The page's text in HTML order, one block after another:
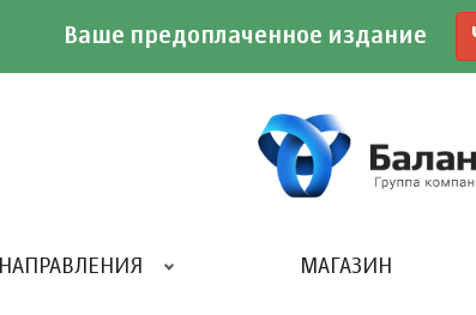
Ваше предоплаченное издание
НАПРАВЛЕНИЯ МАГАЗИН